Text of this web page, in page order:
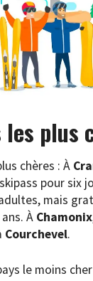
plus
chères : À
pour six
mais
À Chamonix
Courchevel.
le moins